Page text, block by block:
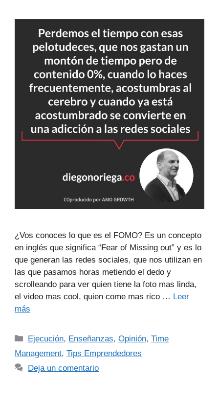
¿Vos conoces lo que es el FOMO? Es un concepto
en inglés que significa “Fear of Missing out” y es lo
que generan las redes sociales, que nos utilizan en
las que pasamos horas metiendo el dedo y
scrolleando para ver quien tiene la foto mas linda,
el video mas cool, quien come mas rico … Leer
más
Ejecución, Enseñanzas,Opinión,Time
Management, Tips Emprendedores
Deja un comentario